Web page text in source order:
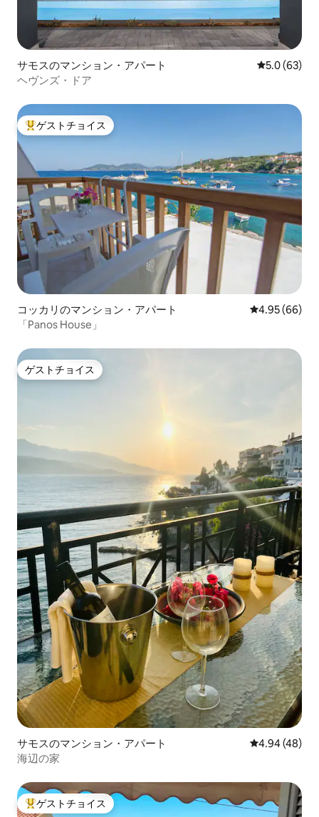
サモスのマンション・アパート レビュー63
5.0 (63)
ヘヴンズ・ドア
大好評のゲストチョイスです。
ゲストチョイス
コッカリのマンション・アパート レビュー66
4.95 (66)
「Panos House」
ゲストチョイス
ゲストチョイス
サモスのマンション・アパート レビュー48
4.94 (48)
海辺の家
大好評のゲストチョイスです。
ゲストチョイス